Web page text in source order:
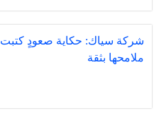
شركة سياك: حكاية صعودٍ كتبت
ملامحها بثقة